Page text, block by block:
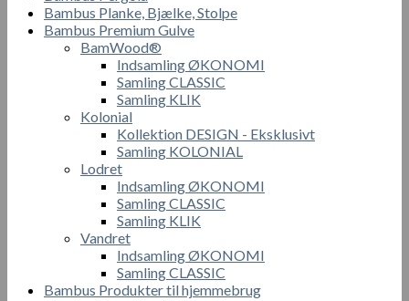
Bambus Planke, Bjælke, Stolpe
Bambus Premium Gulve
BamWood®
Indsamling ØKONOMI
Samling CLASSIC
Samling KLIK
Kolonial
Kollektion DESIGN - Eksklusivt
Samling KOLONIAL
Lodret
Indsamling ØKONOMI
Samling CLASSIC
Samling KLIK
Vandret
Indsamling ØKONOMI
Samling CLASSIC
Bambus Produkter til hjemmebrug